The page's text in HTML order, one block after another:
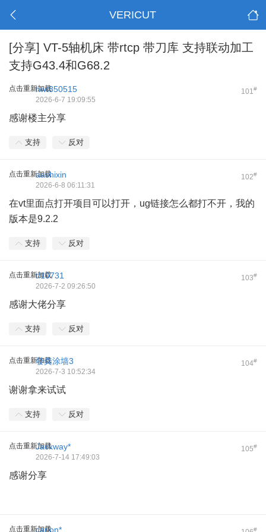
VERICUT
[分享] VT-5轴机床 带rtcp 带刀库 支持联动加工
支持G43.4和G68.2
点击重新加载 101#
hwt850515
2026-6-7 19:09:55
感谢楼主分享
支持 反对
点击重新加载 102#
aashixin
2026-6-8 06:11:31
在vt里面点打开项目可以打开，ug链接怎么都打不开，我的
版本是9.2.2
支持 反对
点击重新加载 103#
tf10731
2026-7-2 09:26:50
感谢大佬分享
支持 反对
点击重新加载 104#
發粪涂墙3
2026-7-3 10:52:34
谢谢拿来试试
支持 反对
点击重新加载 105#
Jackway*
2026-7-14 17:49:03
感谢分享
点击重新加载 #
carlon*